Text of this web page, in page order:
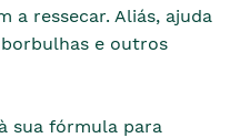
a ressecar. Aliás, ajuda
e outros
sua fórmula para